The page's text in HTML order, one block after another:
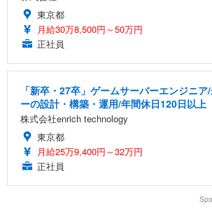
東京都
月給30万8,500円～50万円
正社員
「新卒・27卒」ゲームサーバーエンジニ
ーの設計・構築・運用/年間休日120日以上
株式会社enrich technology
東京都
月給25万9,400円～32万円
正社員